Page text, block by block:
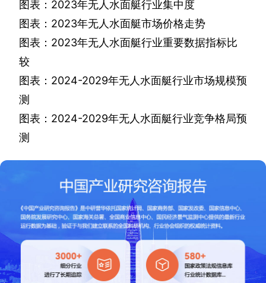
图表： 2023年无人水面艇行业集中度
图表： 2023年无人水面艇市场价格走势
图表： 2023年无人水面艇行业重要数据指标比
较
图表： 2024-2029年无人水面艇行业市场规模预
测
图表： 2024-2029年无人水面艇行业竞争格局预
测